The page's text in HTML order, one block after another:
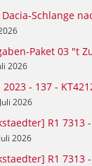
Dacia-Schlange
Paket 03 "t
2026
2023 - 137 -
2026
R1 7313
2026
R1 7313